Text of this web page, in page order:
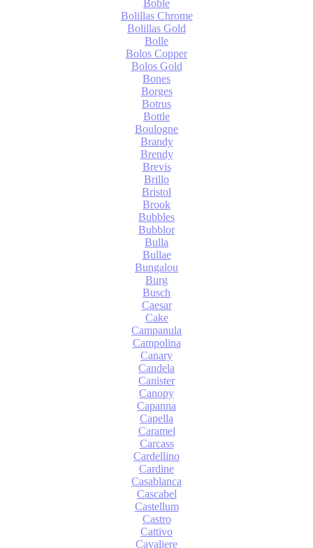
Boble
Bolillas Chrome
Bolillas Gold
Bolle
Bolos Copper
Bolos Gold
Bones
Borges
Botrus
Bottle
Boulogne
Brandy
Brendy
Brevis
Brillo
Bristol
Brook
Bubbles
Bubblor
Bulla
Bullae
Bungalou
Burg
Busch
Caesar
Cake
Campanula
Campolina
Canary
Candela
Canister
Canopy
Capanna
Capella
Caramel
Carcass
Cardellino
Cardine
Casablanca
Cascabel
Castellum
Castro
Cattivo
Cavaliere